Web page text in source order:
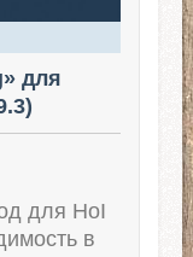
для
для HoI
в